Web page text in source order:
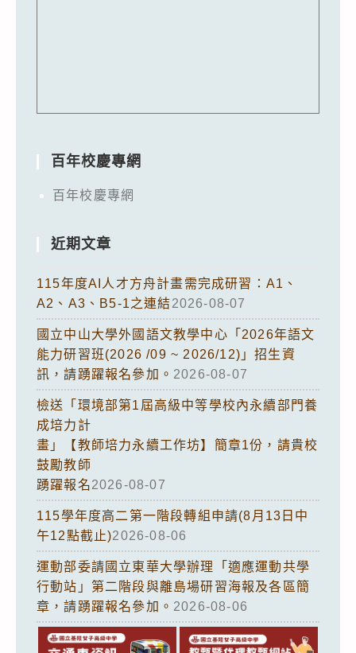
百年校慶專網
百年校慶專網
近期文章
115年度AI人才方舟計畫需完成研習：A1、
A2、A3、B5-1之連結2026-08-07
國立中山大學外國語文教學中心「2026年語文
能力研習班(2026 /09 ~ 2026/12)」招生資
訊，請踴躍報名參加。 2026-08-07
檢送「環境部第1屆高級中等學校內永續部門養
成培力計
畫」【教師培力永續工作坊】簡章1份，請貴校
鼓勵教師
踴躍報名2026-08-07
115學年度高二第一階段轉組申請(8月13日中
午12點截止)2026-08-06
運動部委請國立東華大學辦理「適應運動共學
行動站」第二階段與離島場研習海報及各區簡
章，請踴躍報名參加。 2026-08-06